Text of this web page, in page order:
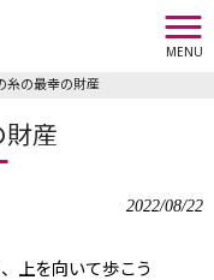
MENU
糸の最幸の財産
財産
2022/08/22
上を向いて歩こう